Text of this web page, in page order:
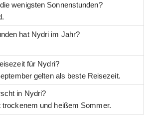
wenigsten Sonnenstunden?
hat Nydri im Jahr?
für Nydri?
gelten als beste Reisezeit.
in Nydri?
und heißem Sommer.